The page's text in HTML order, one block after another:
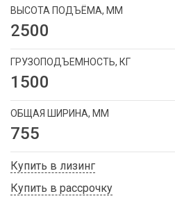
ВЫСОТА ПОДЪЁМА, ММ
2500
ГРУЗОПОДЪЕМНОСТЬ, КГ
1500
ОБЩАЯ ШИРИНА, ММ
755
Купить в лизинг
Купить в рассрочку